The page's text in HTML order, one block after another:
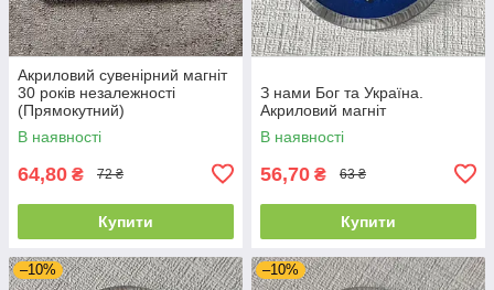
Акриловий сувенірний магніт
30 років незалежності
(Прямокутний)
В наявності
64,80 ₴ 72 ₴
Купити
З нами Бог та Україна.
Акриловий магніт
В наявності
56,70 ₴ 63 ₴
Купити
–10% –10%